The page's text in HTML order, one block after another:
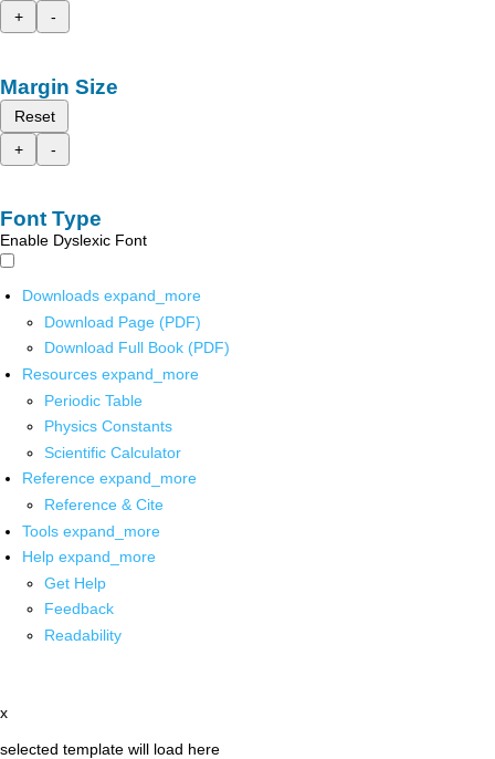
+
-
Margin Size
Reset
+
-
Font Type
Enable Dyslexic Font
Downloads expand_more
Download Page (PDF)
Download Full Book (PDF)
Resources expand_more
Periodic Table
Physics Constants
Scientific Calculator
Reference expand_more
Reference & Cite
Tools expand_more
Help expand_more
Get Help
Feedback
Readability
x
selected template will load here